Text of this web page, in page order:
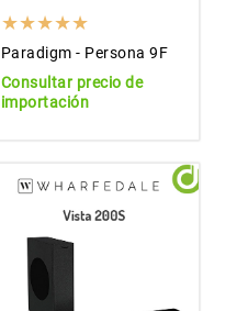
Paradigm - Persona 9F
Consultar precio de
importación